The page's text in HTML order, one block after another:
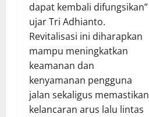
dapat kembali difungsikan”
ujar Tri Adhianto.
Revitalisasi ini diharapkan
mampu meningkatkan
keamanan dan
kenyamanan pengguna
jalan sekaligus memastikan
kelancaran arus lalu lintas